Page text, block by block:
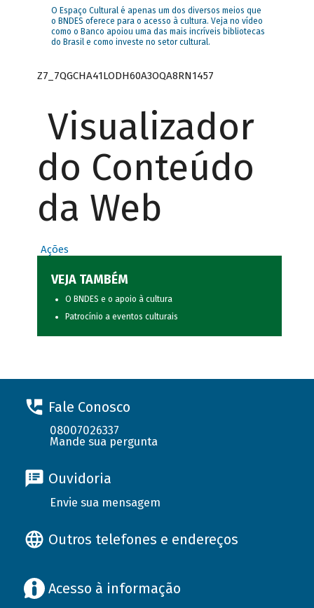
O Espaço Cultural é apenas um dos diversos meios que
o BNDES oferece para o acesso à cultura. Veja no vídeo
como o Banco apoiou uma das mais incríveis bibliotecas
do Brasil e como investe no setor cultural.
Z7_7QGCHA41LODH60A3OQA8RN1457
Visualizador
do Conteúdo
da Web
Ações
VEJA TAMBÉM
O BNDES e o apoio à cultura
Patrocínio a eventos culturais
Fale Conosco
08007026337
Mande sua pergunta
Ouvidoria
Envie sua mensagem
Outros telefones e endereços
Acesso à informação